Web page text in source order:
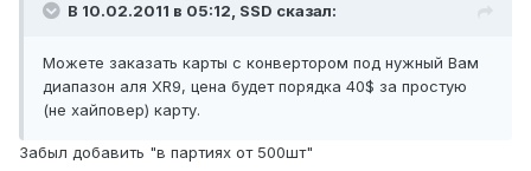
В 10.02.2011 в 05:12, SSD сказал:
Можете заказать карты с конвертором под нужный Вам
диапазон аля XR9, цена будет порядка 40$ за простую
(не хайповер) карту.
Забыл добавить "в партиях от 500шт"